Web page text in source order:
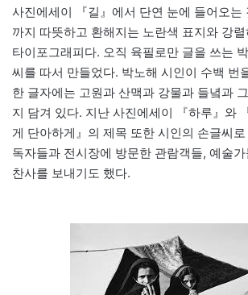
사진에세이 『길』에서 단연 눈에 들어오는
까지 따뜻하고 환해지는 노란색 표지와 강
타이포그래피다. 오직 육필로만 글을 쓰는
씨를 따서 만들었다. 박노해 시인이 수백 번
한 글자에는 고원과 산맥과 강물과 들녘과
지 담겨 있다. 지난 사진에세이 『하루』와
게 단아하게』의 제목 또한 시인의 손글씨
독자들과 전시장에 방문한 관람객들, 예술
찬사를 보내기도 했다.